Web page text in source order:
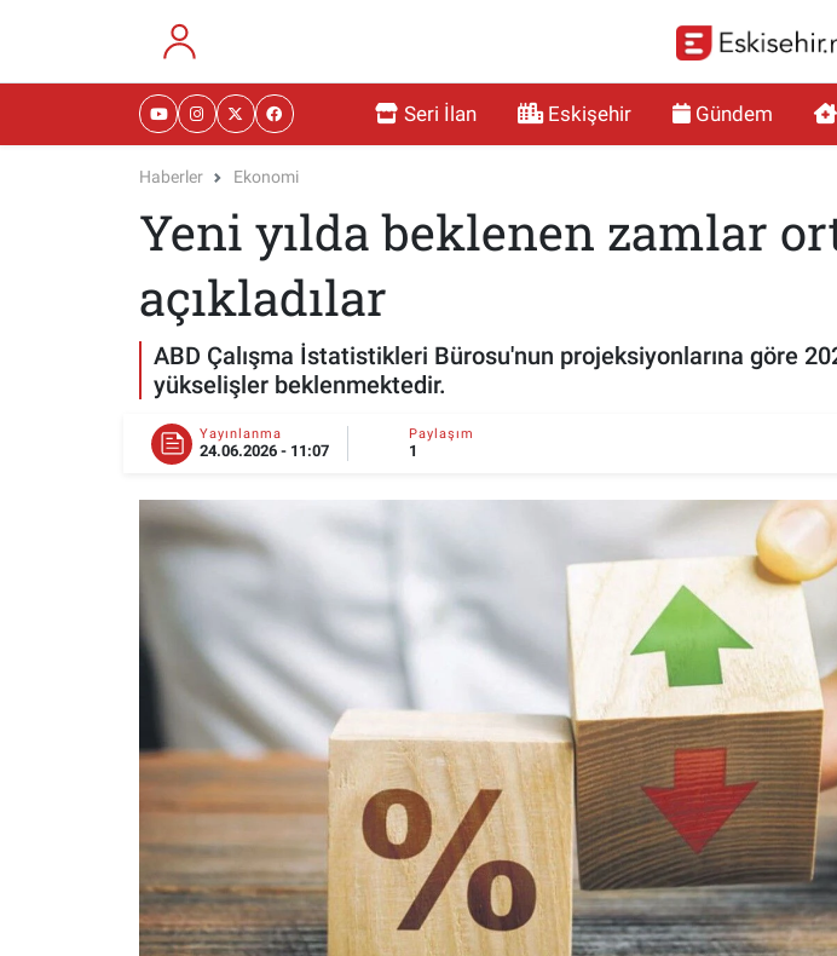
Seri İlan Eskişehir Gündem
Haberler Ekonomi
Yeni yılda beklenen zamlar
açıkladılar
ABD Çalışma İstatistikleri Bürosu'nun projeksiyonlarına göre
yükselişler beklenmektedir.
Yayınlanma
24.06.2026 - 11:07
Paylaşım
1
RESMİ İLANLAR
MAGAZİN
TEKNOLOJİ
ESKİŞEHİR NÖBETÇİ ECZANELER
Eskişehir Haber İçerikleri
Eskişehir Hava Durumu
Eskişehir Tramvay Saatleri
Eskişehir Nöbetçi Eczaneler
Eskişehir Namaz Vakitleri
Eskişehir Trafik Yoğunluk Haritası
Süper Lig Puan Durumu ve Fikstür
Tüm Manşetler
Son Dakika Haberleri
Haber Arşivi